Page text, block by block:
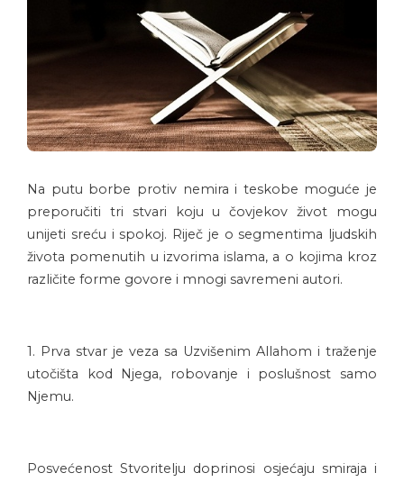
Na putu borbe protiv nemira i teskobe moguće je
preporučiti tri stvari koju u čovjekov život mogu
unijeti sreću i spokoj. Riječ je o segmentima ljudskih
života pomenutih u izvorima islama, a o kojima kroz
različite forme govore i mnogi savremeni autori.
1. Prva stvar je veza sa Uzvišenim Allahom i traženje
utočišta kod Njega, robovanje i poslušnost samo
Njemu.
Posvećenost Stvoritelju doprinosi osjećaju smiraja i